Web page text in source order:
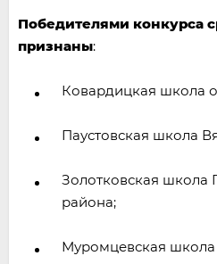
Победителями конкурса
признаны:
Ковардицкая школа
Паустовская школа
Золотковская школа
района;
Муромцевская школа